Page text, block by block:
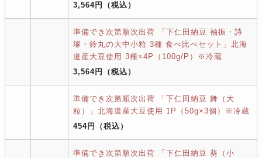
3,564円
（税込）
準備でき次第順次出荷 「下仁田納豆 袖振・詩
塚・鈴丸の大中小粒 3種 食べ比べセット」北海
道産大豆使用 3種×4P（100g/P）※冷蔵
3,564円
（税込）
準備でき次第順次出荷 「下仁田納豆 舞（大
粒）」北海道産大豆使用 1P（50g×3個）※冷蔵
454円
（税込）
準備でき次第順次出荷 「下仁田納豆 葵（小